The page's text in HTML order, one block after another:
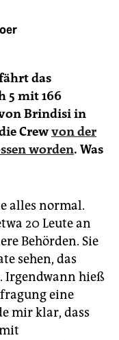
das
5 mit 166
Brindisi in
Crewvon der
worden. Was
alles normal.
20 Leute an
Behörden. Sie
sehen, das
Irgendwann hieß
eine
mir klar, dass